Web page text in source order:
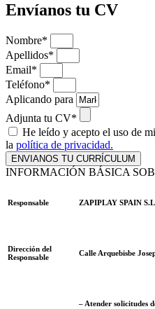
Envíanos tu CV
Nombre*
Apellidos*
Email*
Teléfono*
Aplicando para
Adjunta tu CV*
He leído y acepto el uso de
la política de privacidad.
ENVIANOS TU CURRÍCULUM
INFORMACIÓN BÁSICA
Responsable ZAPIPLAY SPAIN
Dirección del
Responsable
Calle Arquebisbe
– Atender solicitudes